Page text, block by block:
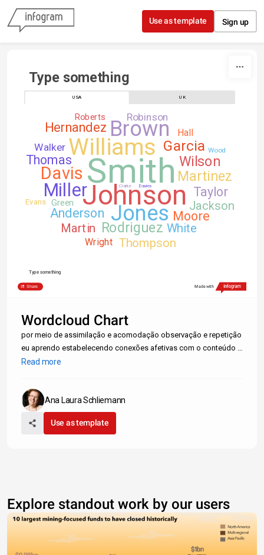
Skip to content
Use as template Sign up
Type something
USA UK
Smith
Johnson
Williams
Jones
Brown
Miller
Davis
Garcia
Rodriguez
Wilson
Martinez
Anderson
Taylor
Thomas
Moore
Hernandez
Jackson
Martin
Thompson
White
Robinson
Walker
Hall
Wright
Green
Roberts
Evans
Wood
Clarke Davies
Type something
Share Made with
Wordcloud Chart
por meio de assimilação e acomodação observação e repetição
eu aprendo estabelecendo conexões afetivas com o conteúdo e
com a forma como ele é dado Lendo os textos e anotando o
Read more
Ana Laura Schliemann
Use as template
Explore standout work by our users